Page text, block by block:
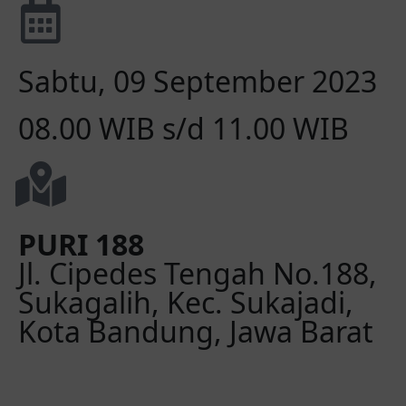
Sabtu, 09 September 2023
08.00 WIB s/d 11.00 WIB
PURI 188
Jl. Cipedes Tengah No.188,
Sukagalih, Kec. Sukajadi,
Kota Bandung, Jawa Barat